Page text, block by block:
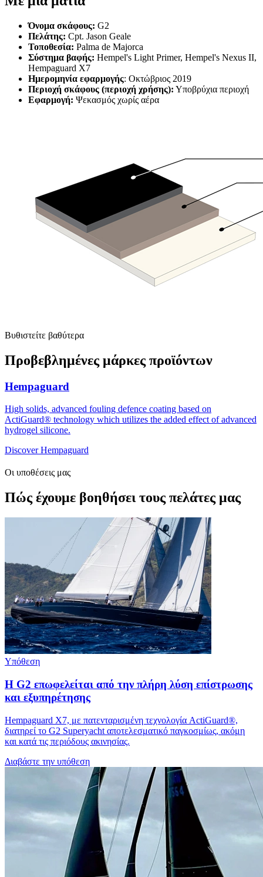
Όνομα σκάφους: G2
Πελάτης: Cpt. Jason Geale
Τοποθεσία: Palma de Majorca
Σύστημα βαφής: Hempel's Light Primer, Hempel's Nexus II,
Hempaguard X7
Ημερομηνία εφαρμογής: Οκτώβριος 2019
Περιοχή σκάφους (περιοχή χρήσης): Υποβρύχια περιοχή
Εφαρμογή: Ψεκασμός χωρίς αέρα
Βυθιστείτε βαθύτερα
Προβεβλημένες μάρκες προϊόντων
Hempaguard
High solids, advanced fouling defence coating based on
ActiGuard® technology which utilizes the added effect of advanced
hydrogel silicone.
Discover Hempaguard
Οι υποθέσεις μας
Πώς έχουμε βοηθήσει τους πελάτες μας
Υπόθεση
Η G2 επωφελείται από την πλήρη λύση επίστρωσης
και εξυπηρέτησης
Hempaguard X7, με πατενταρισμένη τεχνολογία ActiGuard®,
διατηρεί το G2 Superyacht αποτελεσματικό παγκοσμίως, ακόμη
και κατά τις περιόδους ακινησίας.
Διαβάστε την υπόθεση